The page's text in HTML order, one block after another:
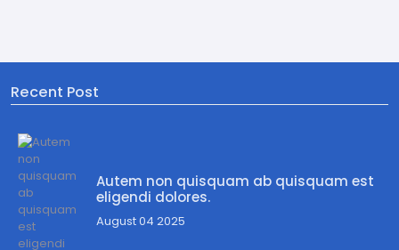
Recent Post
Autem non quisquam ab quisquam est
eligendi dolores.
August 04 2025